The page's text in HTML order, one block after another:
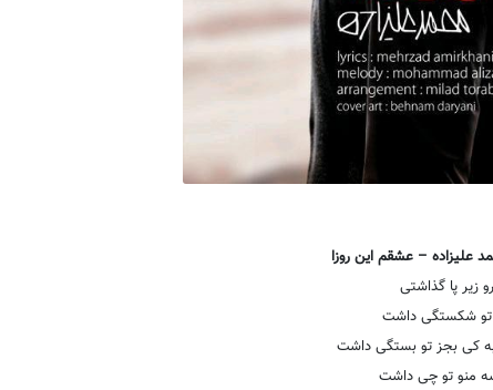
علیزاده – عشقم این روزا
زیر پا گذاشتی
تو شکستگی داشت
کی بجز تو بستگی داشت
منو تو چی داشت